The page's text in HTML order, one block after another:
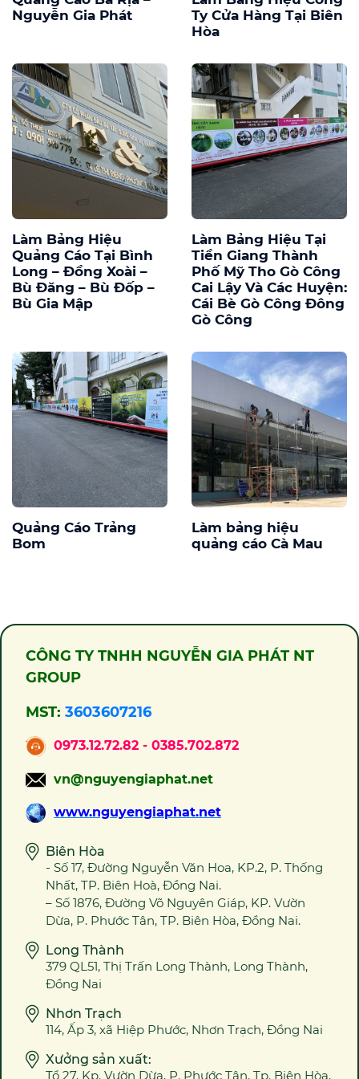
Nguyễn Gia Phát
Ty Cửa Hàng Tại Biên
Hòa
Làm Bảng Hiệu
Quảng Cáo Tại Bình
Long – Đồng Xoài –
Bù Đăng – Bù Đốp –
Bù Gia Mập
Làm Bảng Hiệu Tại
Tiền Giang Thành
Phố Mỹ Tho Gò Công
Cai Lậy Và Các Huyện:
Cái Bè Gò Công Đông
Gò Công
Quảng Cáo Trảng
Bom
Làm bảng hiệu
quảng cáo Cà Mau
CÔNG TY TNHH NGUYỄN GIA PHÁT NT
GROUP
MST: 3603607216
0973.12.72.82 - 0385.702.872
vn@nguyengiaphat.net
www.nguyengiaphat.net
Biên Hòa
- Số 17, Đường Nguyễn Văn Hoa, KP.2, P. Thống
Nhất, TP. Biên Hoà, Đồng Nai.
– Số 1876, Đường Võ Nguyên Giáp, KP. Vườn
Dừa, P. Phước Tân, TP. Biên Hòa, Đồng Nai.
Long Thành
379 QL51, Thị Trấn Long Thành, Long Thành,
Đồng Nai
Nhơn Trạch
114, Ấp 3, xã Hiệp Phước, Nhơn Trạch, Đồng Nai
Xưởng sản xuất:
Tổ 27, Kp. Vườn Dừa, P. Phước Tân, Tp. Biên Hòa,